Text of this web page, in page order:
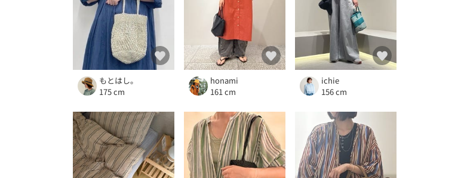
もとはし。
175 cm
honami
161 cm
ichie
156 cm